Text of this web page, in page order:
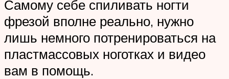
Самому себе спиливать ногти
фрезой вполне реально, нужно
лишь немного потренироваться на
пластмассовых ноготках и видео
вам в помощь.